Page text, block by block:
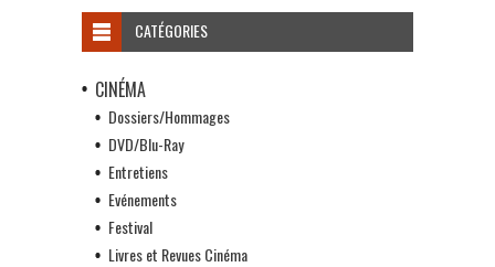
CATÉGORIES
CINÉMA
Dossiers/Hommages
DVD/Blu-Ray
Entretiens
Evénements
Festival
Livres et Revues Cinéma